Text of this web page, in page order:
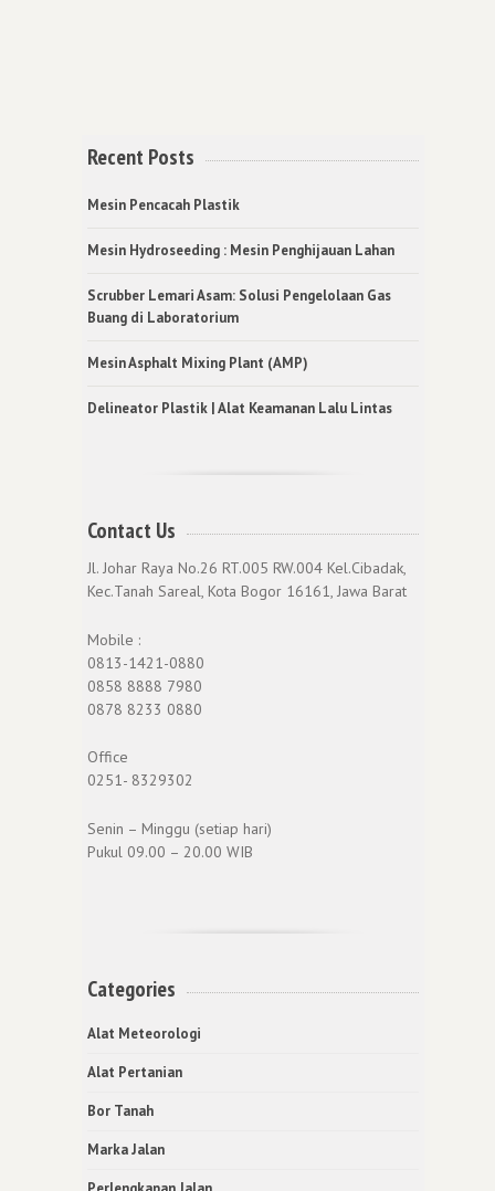
Recent Posts
Mesin Pencacah Plastik
Mesin Hydroseeding : Mesin Penghijauan Lahan
Scrubber Lemari Asam: Solusi Pengelolaan Gas
Buang di Laboratorium
Mesin Asphalt Mixing Plant (AMP)
Delineator Plastik | Alat Keamanan Lalu Lintas
Contact Us
Jl. Johar Raya No.26 RT.005 RW.004 Kel.Cibadak,
Kec.Tanah Sareal, Kota Bogor 16161, Jawa Barat
Mobile :
0813-1421-0880
0858 8888 7980
0878 8233 0880
Office
0251- 8329302
Senin – Minggu (setiap hari)
Pukul 09.00 – 20.00 WIB
Categories
Alat Meteorologi
Alat Pertanian
Bor Tanah
Marka Jalan